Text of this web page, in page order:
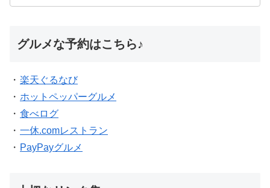
グルメな予約はこちら♪
・ 楽天ぐるなび
・ ホットペッパーグルメ
・ 食べログ
・ 一休.comレストラン
・ PayPayグルメ